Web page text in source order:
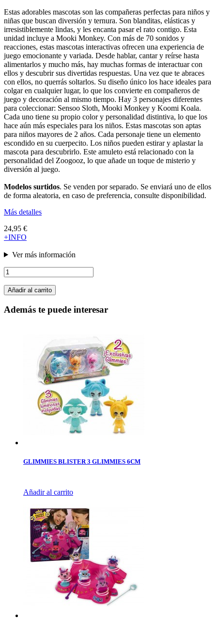
Estas adorables mascotas son las compañeras perfectas para niños y
niñas que buscan diversión y ternura. Son blanditas, elásticas y
irresistiblemente lindas, y les encanta pasar el rato contigo. Esta
unidad incluye a Mooki Monkey. Con más de 70 sonidos y
reacciones, estas mascotas interactivas ofrecen una experiencia de
juego emocionante y variada. Desde hablar, cantar y reírse hasta
alimentarlos y mucho más, hay muchas formas de interactuar con
ellos y descubrir sus divertidas respuestas. Una vez que te abraces
con ellos, no querrás soltarlos. Su diseño único los hace ideales para
colgar en cualquier lugar, lo que los convierte en compañeros de
juego y decoración al mismo tiempo. Hay 3 personajes diferentes
para coleccionar: Sensoo Sloth, Mooki Monkey y Koomi Koala.
Cada uno tiene su propio color y personalidad distintiva, lo que los
hace aún más especiales para los niños. Estas mascotas son aptas
para niños mayores de 2 años. Cada personaje tiene un elemento
escondido en su cuerpecito. Los niños pueden estirar y aplastar la
mascota para descubrirlo. Este amuleto está relacionado con la
personalidad del Zoogooz, lo que añade un toque de misterio y
diversión al juego.
Modelos surtidos. Se venden por separado. Se enviará uno de ellos
de forma aleatoria, en caso de preferencia, consulte disponibilidad.
Más detalles
24,95 €
+INFO
Ver más información
Añadir al carrito
Además te puede interesar
GLIMMIES BLISTER 3 GLIMMIES 6CM
Añadir al carrito